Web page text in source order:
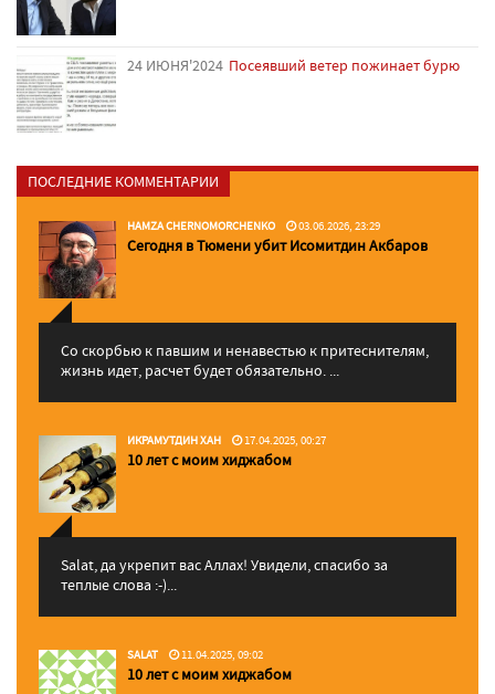
24 ИЮНЯ'2024 Посеявший ветер пожинает бурю
ПОСЛЕДНИЕ КОММЕНТАРИИ
HAMZA CHERNOMORCHENKO 03.06.2026, 23:29
Сегодня в Тюмени убит Исомитдин Акбаров
Со скорбью к павшим и ненавестью к притеснителям,
жизнь идет, расчет будет обязательно. ...
ИКРАМУТДИН ХАН 17.04.2025, 00:27
10 лет с моим хиджабом
Salat, да укрепит вас Аллаx! Увидели, спасибо за
теплые слова :-)...
SALAT 11.04.2025, 09:02
10 лет с моим хиджабом